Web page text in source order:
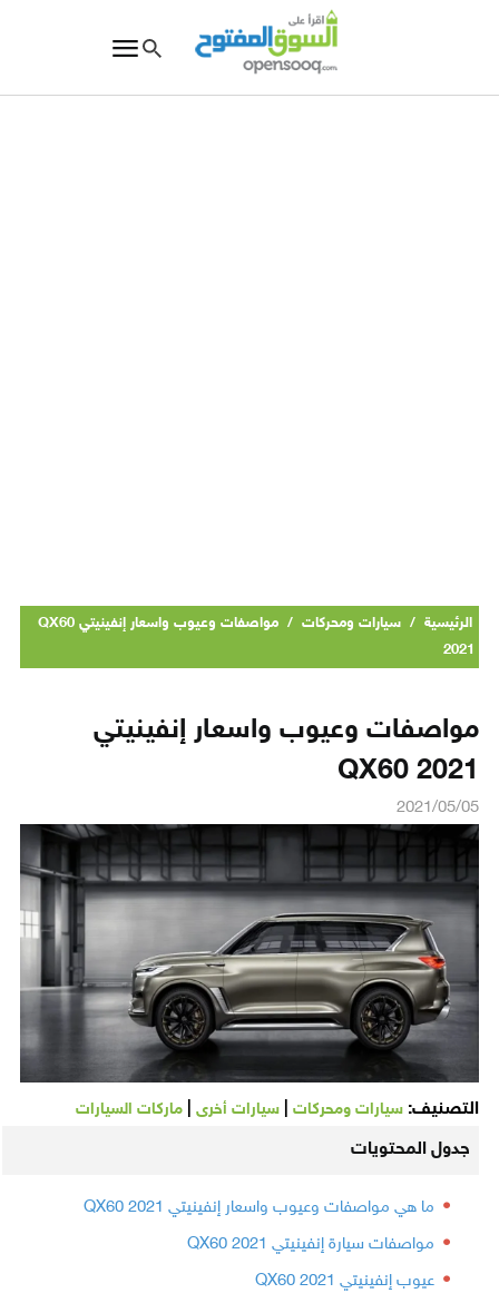
الرئيسية / سيارات ومحركات /
مواصفات وعيوب واسعار إنفينيتي QX60
2021
مواصفات وعيوب واسعار إنفينيتي
QX60 2021
2021/05/05
التصنيف: سيارات ومحركات| سيارات أخرى| ماركات السيارات
جدول المحتويات
ما هي مواصفات وعيوب واسعار إنفينيتي QX60 2021
مواصفات سيارة إنفينيتي QX60 2021
عيوب إنفينيتي QX60 2021